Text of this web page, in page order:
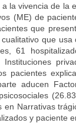
la vivencia de la
(ME) de
que
que
61
pacientes
aducen
Narrativas
y paciente